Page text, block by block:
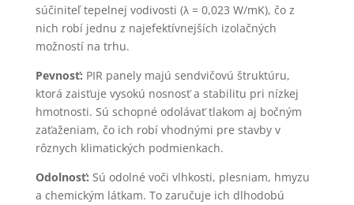
súčiniteľ tepelnej vodivosti (λ = 0,023 W/mK), čo z
nich robí jednu z najefektívnejších izolačných
možností na trhu.
Pevnosť: PIR panely majú sendvičovú štruktúru,
ktorá zaisťuje vysokú nosnosť a stabilitu pri nízkej
hmotnosti. Sú schopné odolávať tlakom aj bočným
zaťaženiam, čo ich robí vhodnými pre stavby v
rôznych klimatických podmienkach.
Odolnosť: Sú odolné voči vlhkosti, plesniam, hmyzu
a chemickým látkam. To zaručuje ich dlhodobú